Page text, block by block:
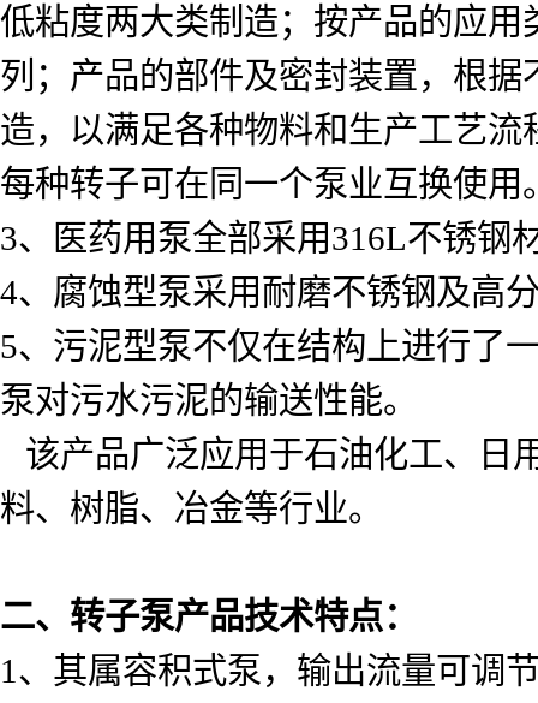
低粘度两大类制造；按产品的应
列；产品的部件及密封装置，根
造，以满足各种物料和生产工艺
每种转子可在同一个泵业互换使用
3、医药用泵全部采用316L不锈钢
4、腐蚀型泵采用耐磨不锈钢及高
5、污泥型泵不仅在结构上进行了
泵对污水污泥的输送性能。
该产品广泛应用于石油化工、日
料、树脂、冶金等行业。
二、转子泵产品技术特点：
1 、其属容积式泵，输出流量可调